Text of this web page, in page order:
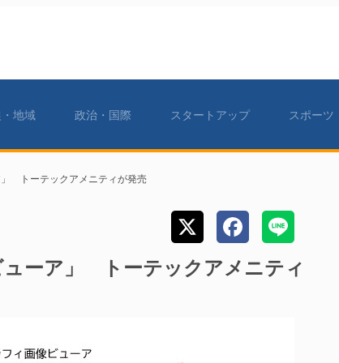
地域 政治・国際 スタートアップ スポーツ
」 トーテックアメニティが発売
ューア」 トーテックアメニティ